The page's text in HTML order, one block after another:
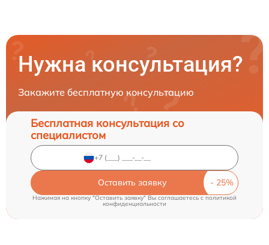
Нужна консультация?
Закажите бесплатную консультацию
Бесплатная консультация со
специалистом
Оставить заявку
Нажимая на кнопку "Оставить заявку" Вы соглашаетесь cполитикой
конфиденциальности